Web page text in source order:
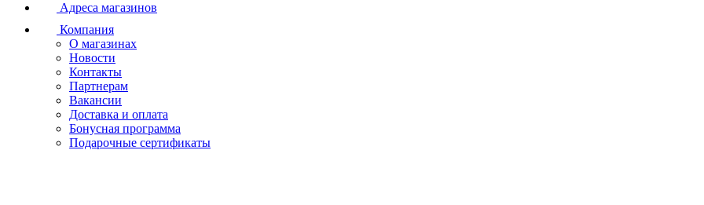
Адреса магазинов
Компания
О магазинах
Новости
Контакты
Партнерам
Вакансии
Доставка и оплата
Бонусная программа
Подарочные сертификаты